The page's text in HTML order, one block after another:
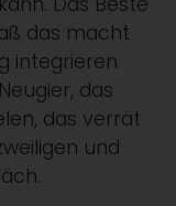
das macht
integrieren
das
das verrät
und